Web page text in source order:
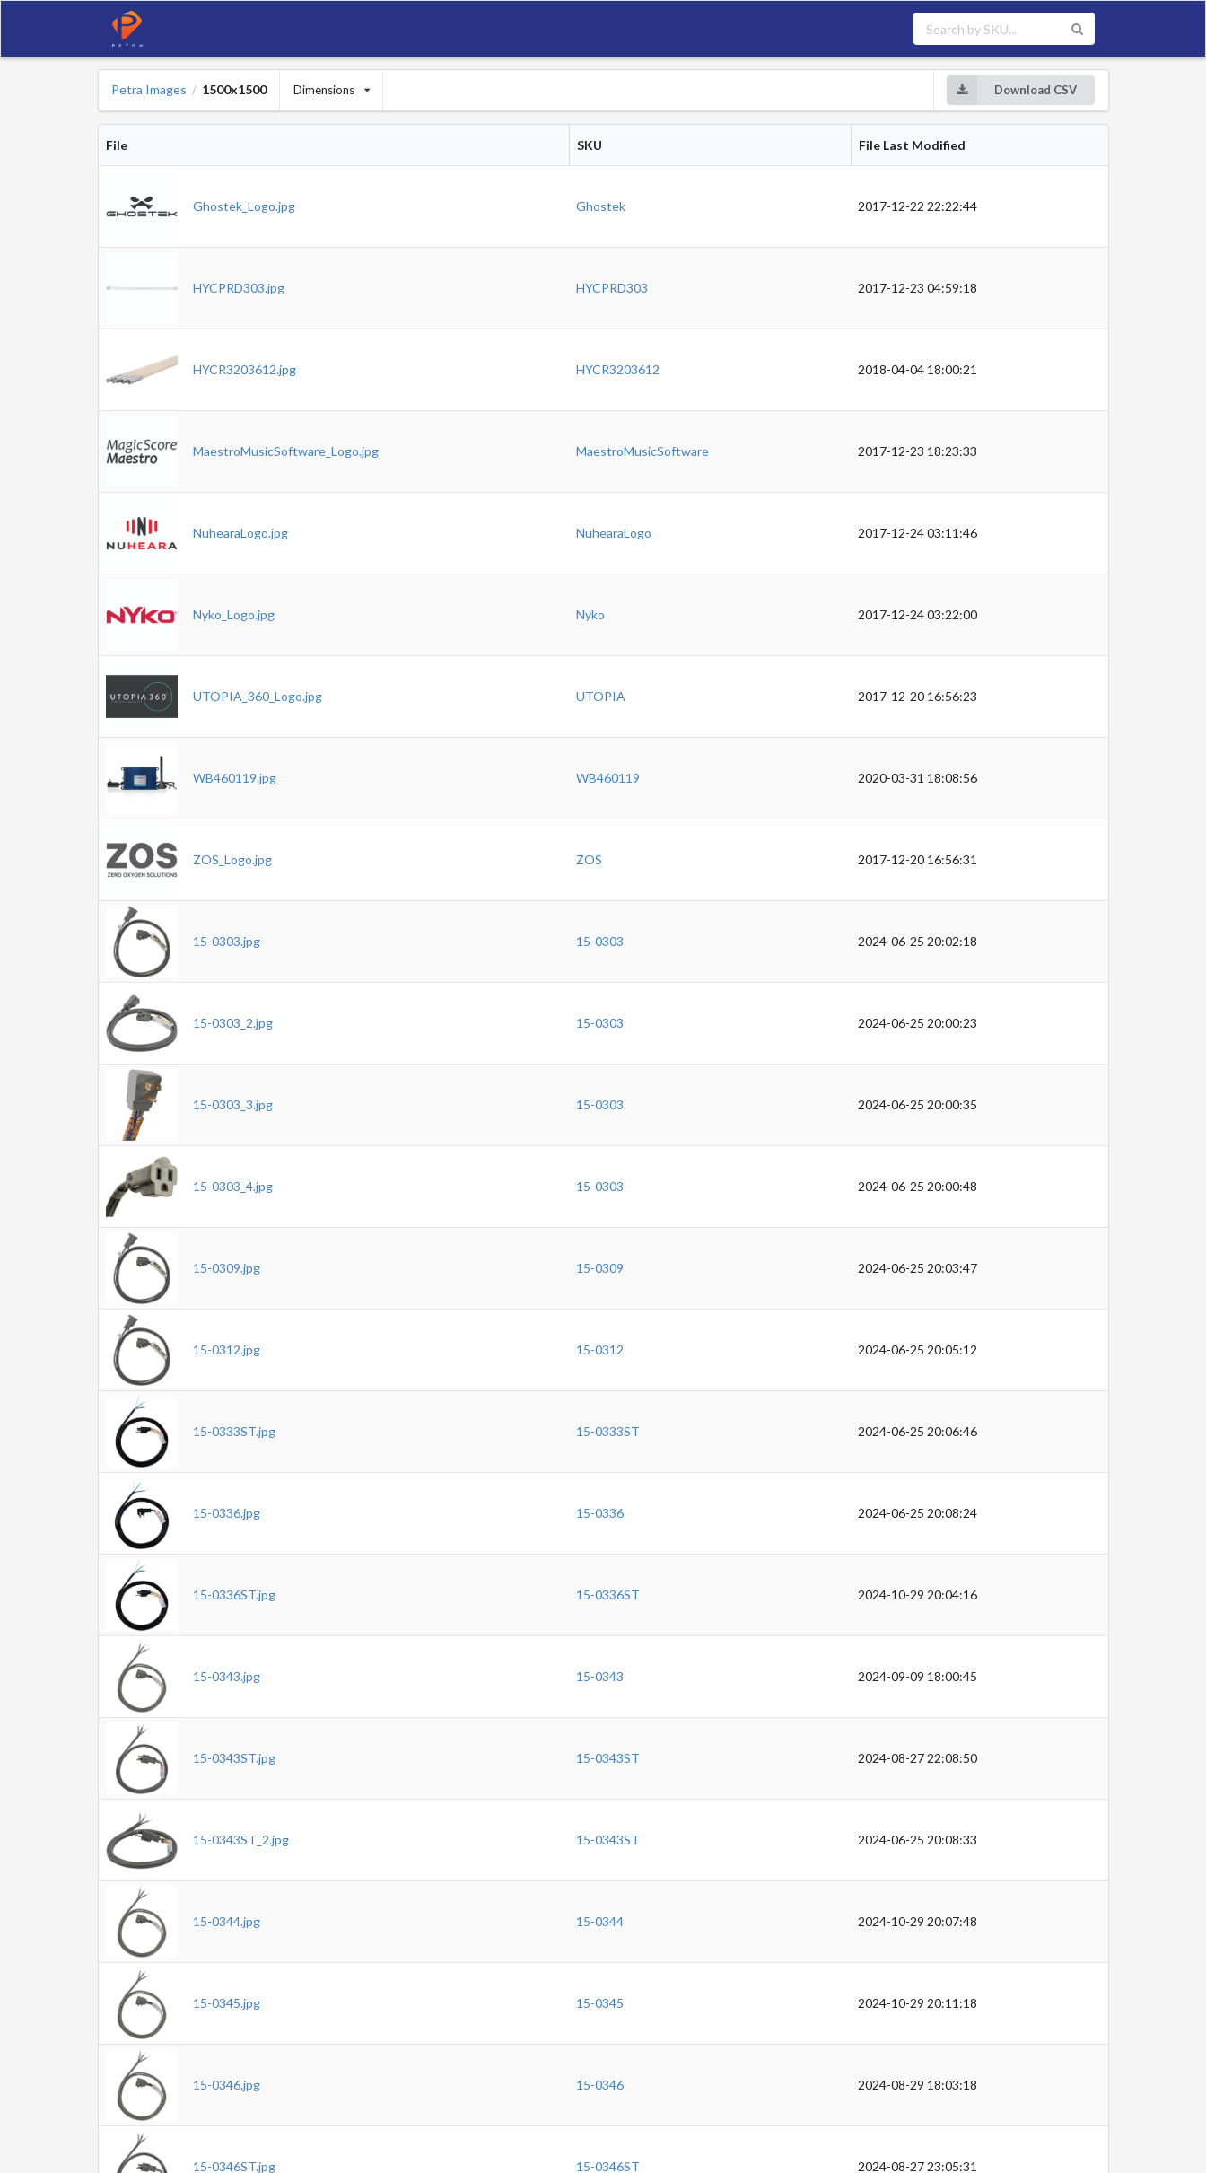
Petra Images / 1500x1500 Dimensions Download CSV
File SKU File Last Modified
Ghostek_Logo.jpg Ghostek 2017-12-22 22:22:44
HYCPRD303.jpg HYCPRD303 2017-12-23 04:59:18
HYCR3203612.jpg HYCR3203612 2018-04-04 18:00:21
MaestroMusicSoftware_Logo.jpg MaestroMusicSoftware 2017-12-23 18:23:33
NuhearaLogo.jpg NuhearaLogo 2017-12-24 03:11:46
Nyko_Logo.jpg Nyko 2017-12-24 03:22:00
UTOPIA_360_Logo.jpg UTOPIA 2017-12-20 16:56:23
WB460119.jpg WB460119 2020-03-31 18:08:56
ZOS_Logo.jpg ZOS 2017-12-20 16:56:31
15-0303.jpg 15-0303 2024-06-25 20:02:18
15-0303_2.jpg 15-0303 2024-06-25 20:00:23
15-0303_3.jpg 15-0303 2024-06-25 20:00:35
15-0303_4.jpg 15-0303 2024-06-25 20:00:48
15-0309.jpg 15-0309 2024-06-25 20:03:47
15-0312.jpg 15-0312 2024-06-25 20:05:12
15-0333ST.jpg 15-0333ST 2024-06-25 20:06:46
15-0336.jpg 15-0336 2024-06-25 20:08:24
15-0336ST.jpg 15-0336ST 2024-10-29 20:04:16
15-0343.jpg 15-0343 2024-09-09 18:00:45
15-0343ST.jpg 15-0343ST 2024-08-27 22:08:50
15-0343ST_2.jpg 15-0343ST 2024-06-25 20:08:33
15-0344.jpg 15-0344 2024-10-29 20:07:48
15-0345.jpg 15-0345 2024-10-29 20:11:18
15-0346.jpg 15-0346 2024-08-29 18:03:18
15-0346ST.jpg 15-0346ST 2024-08-27 23:05:31